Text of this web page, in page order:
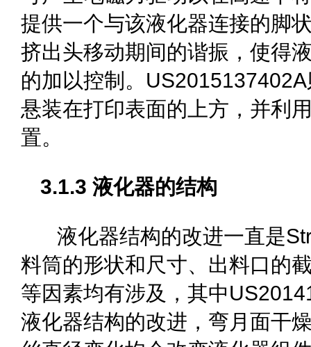
提供一个与该液化器连接的脚
挤出头移动期间的谐振，使得
的加以控制。
悬装在打印表面的上方，并利
置。
3.1.3 液化器的结构
液化器结构的改进一直是
料筒的形状和尺寸、出料口的
等因素均有涉及，其中
液化器结构的改进，弯月面干